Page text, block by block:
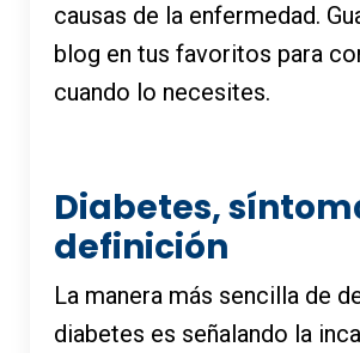
causas de la enfermedad.
blog en tus favoritos para
cuando lo necesites.
Diabetes,
definición
La manera más sencilla de
diabetes es señalando la